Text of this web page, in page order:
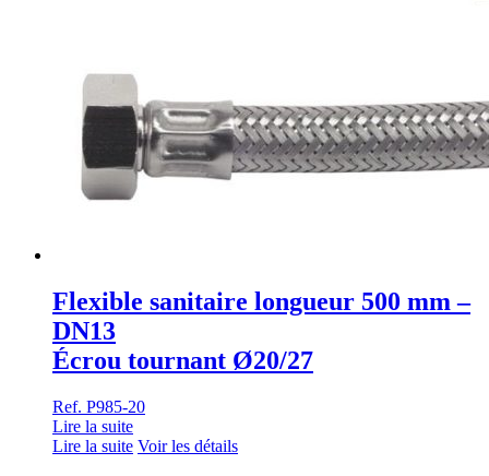
Flexible sanitaire longueur 500 mm –
DN13
Écrou tournant Ø20/27
Ref. P985-20
Lire la suite
Lire la suite Voir les détails